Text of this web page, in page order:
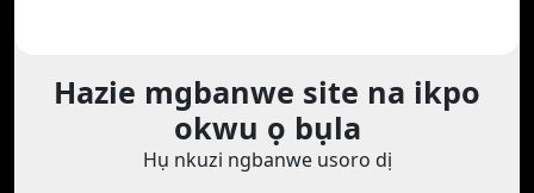
Hazie mgbanwe site na ikpo
okwu ọ bụla
Hụ nkuzi ngbanwe usoro dị